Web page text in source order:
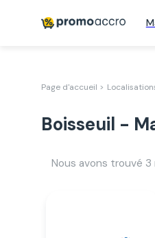
Page d'accueil >
Boisseuil -
Nous avons trouvé 3